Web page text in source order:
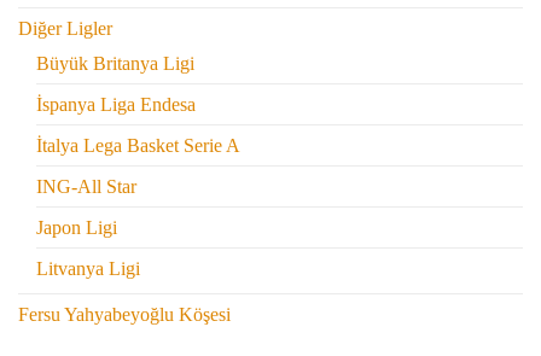
Diğer Ligler
Büyük Britanya Ligi
İspanya Liga Endesa
İtalya Lega Basket Serie A
ING-All Star
Japon Ligi
Litvanya Ligi
Fersu Yahyabeyoğlu Köşesi